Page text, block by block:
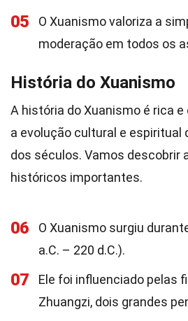
05
O Xuanismo valoriza a
moderação em todos os
História do Xuanismo
A história do Xuanismo é rica
a evolução cultural e espiritual
dos séculos. Vamos descobrir
históricos importantes.
06 O Xuanismo surgiu
a.C. – 220 d.C.).
07
Ele foi influenciado pelas
Zhuangzi, dois grandes